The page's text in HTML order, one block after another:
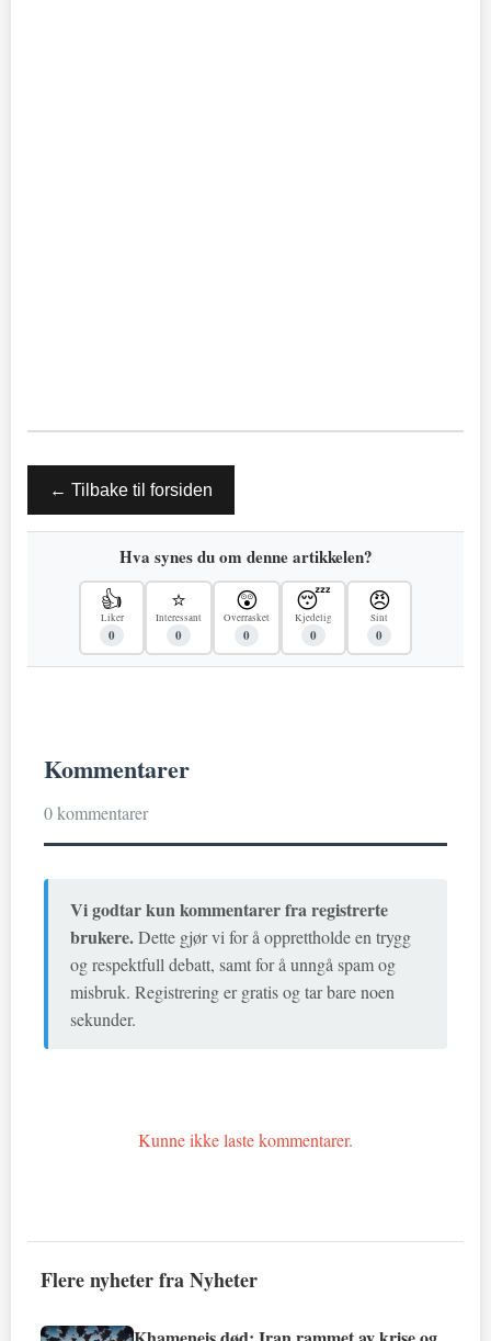
← Tilbake til forsiden
Hva synes du om denne artikkelen?
👍
Liker
0
⭐
Interessant
0
😲
Overrasket
0
😴
Kjedelig
0
😠
Sint
0
Kommentarer
0 kommentarer
Vi godtar kun kommentarer fra registrerte
brukere.Dette gjør vi for å opprettholde en trygg
og respektfull debatt, samt for å unngå spam og
misbruk. Registrering er gratis og tar bare noen
sekunder.
Kunne ikke laste kommentarer.
Flere nyheter fra Nyheter